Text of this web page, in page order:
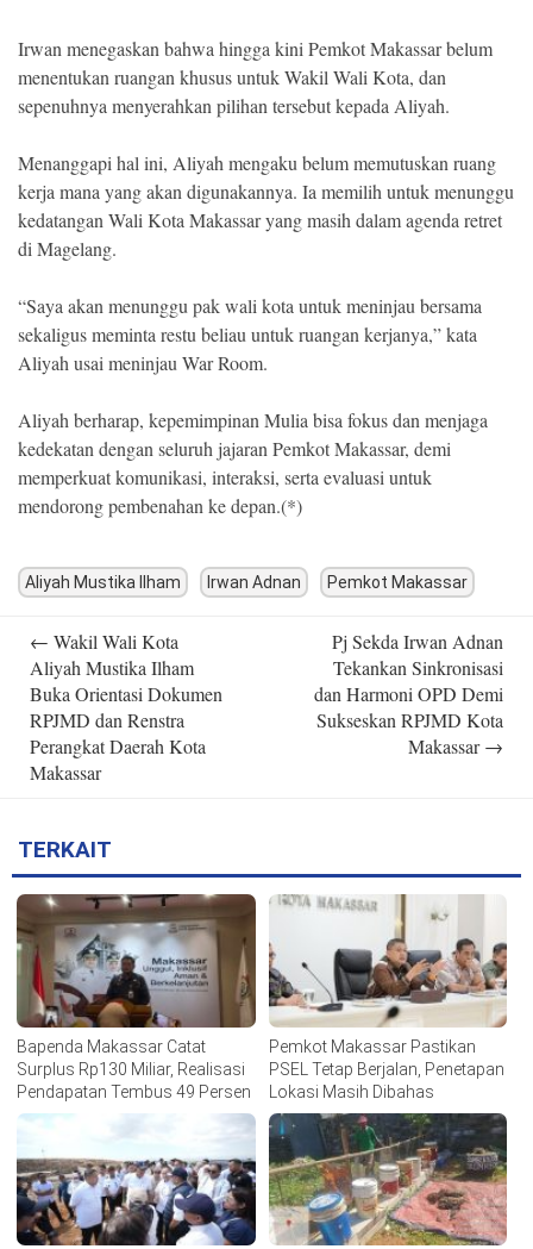
Irwan menegaskan bahwa hingga kini Pemkot Makassar belum
menentukan ruangan khusus untuk Wakil Wali Kota, dan
sepenuhnya menyerahkan pilihan tersebut kepada Aliyah.
Menanggapi hal ini, Aliyah mengaku belum memutuskan ruang
kerja mana yang akan digunakannya. Ia memilih untuk menunggu
kedatangan Wali Kota Makassar yang masih dalam agenda retret
di Magelang.
“Saya akan menunggu pak wali kota untuk meninjau bersama
sekaligus meminta restu beliau untuk ruangan kerjanya,” kata
Aliyah usai meninjau War Room.
Aliyah berharap, kepemimpinan Mulia bisa fokus dan menjaga
kedekatan dengan seluruh jajaran Pemkot Makassar, demi
memperkuat komunikasi, interaksi, serta evaluasi untuk
mendorong pembenahan ke depan.(*)
Aliyah Mustika Ilham Irwan Adnan Pemkot Makassar
navigation
← Wakil Wali Kota
Aliyah Mustika Ilham
Buka Orientasi Dokumen
RPJMD dan Renstra
Perangkat Daerah Kota
Makassar
Pj Sekda Irwan Adnan
Tekankan Sinkronisasi
dan Harmoni OPD Demi
Sukseskan RPJMD Kota
Makassar→
TERKAIT
Bapenda Makassar Catat
Surplus Rp130 Miliar, Realisasi
Pendapatan Tembus 49 Persen
Pemkot Makassar Pastikan
PSEL Tetap Berjalan, Penetapan
Lokasi Masih Dibahas